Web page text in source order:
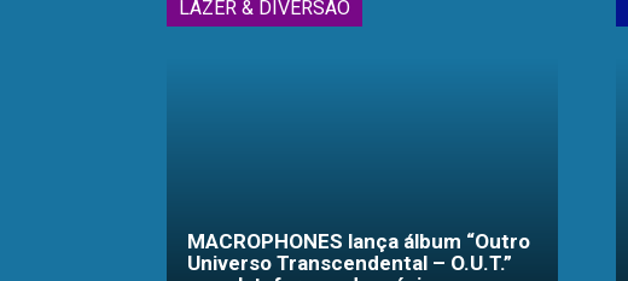
LAZER & DIVERSÃO
MACROPHONES lança álbum “Outro
Universo Transcendental – O.U.T.”